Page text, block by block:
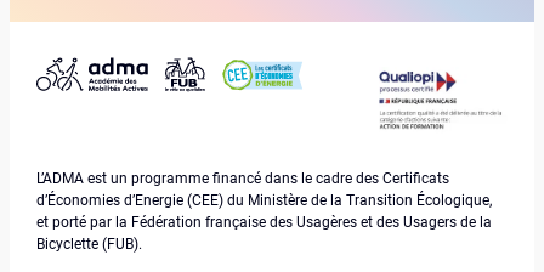
L’ADMA est un programme financé dans le cadre des Certificats
d’Économies d’Energie (CEE) du Ministère de la Transition Écologique,
et porté par la Fédération française des Usagères et des Usagers de la
Bicyclette (FUB).